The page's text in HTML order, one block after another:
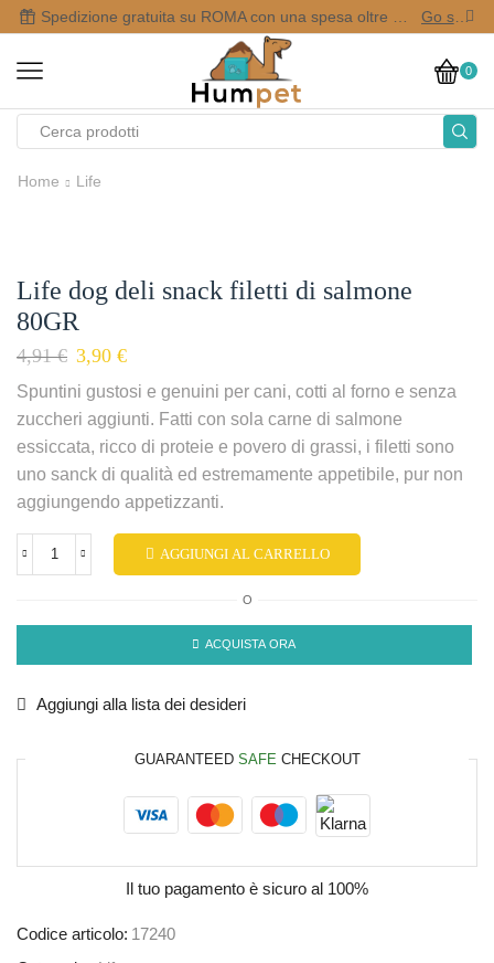
Go shop
0
Home Life
Life dog deli snack filetti di salmone
80GR
4,91€ 3,90 €
Spuntini gustosi e genuini per cani, cotti al forno e senza
zuccheri aggiunti. Fatti con sola carne di salmone
essiccata, ricco di proteie e povero di grassi, i filetti sono
uno sanck di qualità ed estremamente appetibile, pur non
aggiungendo appetizzanti.
AGGIUNGI AL CARRELLO
O
ACQUISTA ORA
Aggiungi alla lista dei desideri
GUARANTEED SAFE CHECKOUT
Il tuo pagamento è sicuro al 100%
Codice articolo: 17240